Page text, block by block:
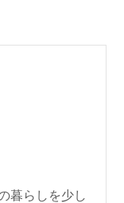
暮らしを少し